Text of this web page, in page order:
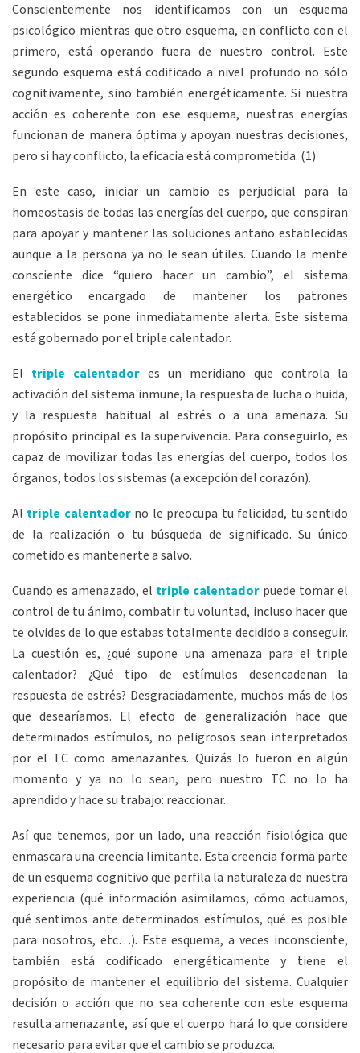
Conscientemente nos identificamos con un esquema
psicológico mientras que otro esquema, en conflicto con el
primero, está operando fuera de nuestro control. Este
segundo esquema está codificado a nivel profundo no sólo
cognitivamente, sino también energéticamente. Si nuestra
acción es coherente con ese esquema, nuestras energías
funcionan de manera óptima y apoyan nuestras decisiones,
pero si hay conflicto, la eficacia está comprometida. (1)
En este caso, iniciar un cambio es perjudicial para la
homeostasis de todas las energías del cuerpo, que conspiran
para apoyar y mantener las soluciones antaño establecidas
aunque a la persona ya no le sean útiles. Cuando la mente
consciente dice “quiero hacer un cambio”, el sistema
energético encargado de mantener los patrones
establecidos se pone inmediatamente alerta. Este sistema
está gobernado por el triple calentador.
El triple calentador es un meridiano que controla la
activación del sistema inmune, la respuesta de lucha o huida,
y la respuesta habitual al estrés o a una amenaza. Su
propósito principal es la supervivencia. Para conseguirlo, es
capaz de movilizar todas las energías del cuerpo, todos los
órganos, todos los sistemas (a excepción del corazón).
Al triple calentadorno le preocupa tu felicidad, tu sentido
de la realización o tu búsqueda de significado. Su único
cometido es mantenerte a salvo.
Cuando es amenazado, el triple calentador puede tomar el
control de tu ánimo, combatir tu voluntad, incluso hacer que
te olvides de lo que estabas totalmente decidido a conseguir.
La cuestión es, ¿qué supone una amenaza para el triple
calentador? ¿Qué tipo de estímulos desencadenan la
respuesta de estrés? Desgraciadamente, muchos más de los
que desearíamos. El efecto de generalización hace que
determinados estímulos, no peligrosos sean interpretados
por el TC como amenazantes. Quizás lo fueron en algún
momento y ya no lo sean, pero nuestro TC no lo ha
aprendido y hace su trabajo: reaccionar.
Así que tenemos, por un lado, una reacción fisiológica que
enmascara una creencia limitante. Esta creencia forma parte
de un esquema cognitivo que perfila la naturaleza de nuestra
experiencia (qué información asimilamos, cómo actuamos,
qué sentimos ante determinados estímulos, qué es posible
para nosotros, etc…). Este esquema, a veces inconsciente,
también está codificado energéticamente y tiene el
propósito de mantener el equilibrio del sistema. Cualquier
decisión o acción que no sea coherente con este esquema
resulta amenazante, así que el cuerpo hará lo que considere
necesario para evitar que el cambio se produzca.